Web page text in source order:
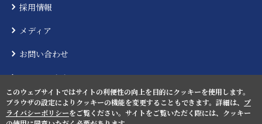
採用情報
メディア
お問い合わせ
ニュースリリース
このウェブサイトではサイトの利便性の向上を目的にクッキーを使用します。
ブラウザの設定によりクッキーの機能を変更することもできます。詳細は、 プ
ライバシーポリシーをご覧ください。サイトをご覧いただく際には、クッキー